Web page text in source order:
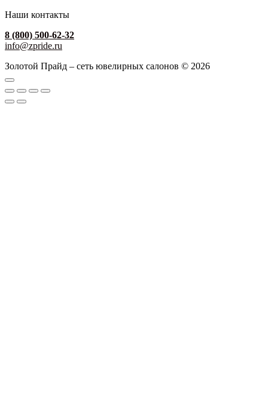
Наши контакты
8 (800) 500-62-32
info@zpride.ru
Золотой Прайд – сеть ювелирных салонов © 2026